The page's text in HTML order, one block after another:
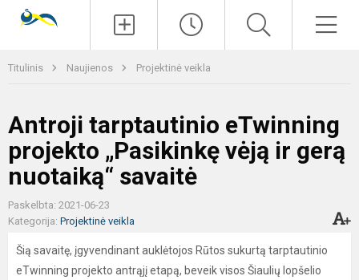
Titulinis Naujienos Projektinė veikla
Antroji tarptautinio eTwinning
projekto „Pasikinkę vėją ir gerą
nuotaiką“ savaitė
Paskelbta: 2021-06-23
Kategorija: Projektinė veikla
Šią savaitę, įgyvendinant auklėtojos Rūtos sukurtą tarptautinio
eTwinning projekto antrąjį etapą, beveik visos Šiaulių lopšelio